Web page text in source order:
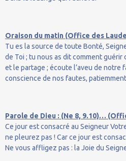
Oraison du matin (Office des
Tu es la source de toute Bonté,
de Toi ; tu nous as dit comment guérir
et le partage ; écoute l’aveu de notre
conscience de nos fautes,
Parole de Dieu : (Ne 8, 9.10)…
Ce jour est consacré au Seigneur
ne pleurez pas ! Car ce jour est
Ne vous affligez pas : la Joie du